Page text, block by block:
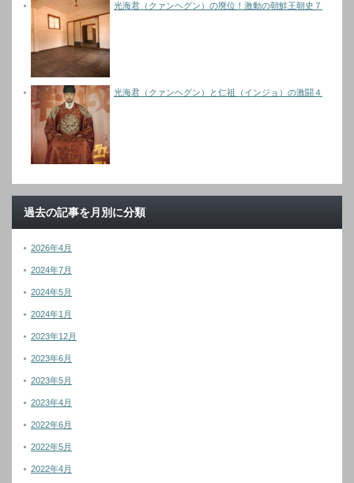
光海君（クァンヘグン）の廃位！激動の朝鮮王朝史７
光海君（クァンヘグン）と仁祖（インジョ）の激闘４
過去の記事を月別に分類
2026年4月
2024年7月
2024年5月
2024年1月
2023年12月
2023年6月
2023年5月
2023年4月
2022年6月
2022年5月
2022年4月